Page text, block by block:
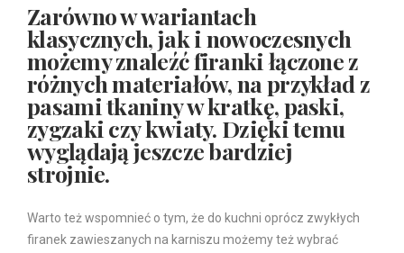
Zarówno w wariantach
klasycznych, jak i nowoczesnych
możemy znaleźć firanki łączone z
różnych materiałów, na przykład z
pasami tkaniny w kratkę, paski,
zygzaki czy kwiaty. Dzięki temu
wyglądają jeszcze bardziej
strojnie.
Warto też wspomnieć o tym, że do kuchni oprócz zwykłych
firanek zawieszanych na karniszu możemy też wybrać